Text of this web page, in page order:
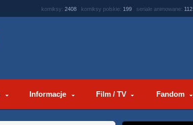
komiksy: 2408 komiksy polskie: 199 seriale animowane: 112
Informacje Film / TV Fandom